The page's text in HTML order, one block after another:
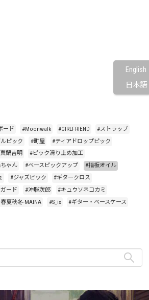
English
日本語
ード #Moonwalk #GIRLFRIEND
#ストラップ
ピック #町屋
#ティアドロップピック
鍋吉明
#ピック滑り止め加工
ゃん #ベースピックアップ
#指板オイル
#ジャズピック
#ギタークロス
ード #沖聡次郎
#キュウソネコカミ
夏秋冬-MAINA #S_ix
#ギター・ベースケース